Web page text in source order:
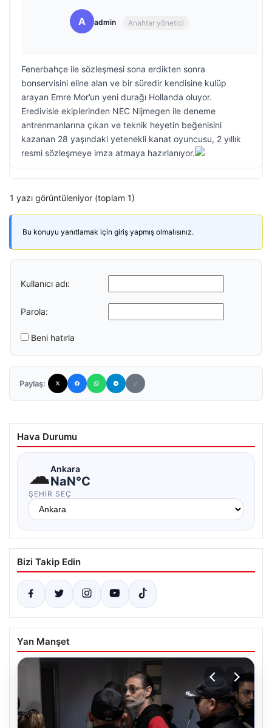
A admin Anahtar yönetici
Fenerbahçe ile sözleşmesi sona erdikten sonra
bonservisini eline alan ve bir süredir kendisine kulüp
arayan Emre Mor’un yeni durağı Hollanda oluyor.
Eredivisie ekiplerinden NEC Nijmegen ile deneme
antrenmanlarına çıkan ve teknik heyetin beğenisini
kazanan 28 yaşındaki yetenekli kanat oyuncusu, 2 yıllık
resmi sözleşmeye imza atmaya hazırlanıyor.
1 yazı görüntüleniyor (toplam 1)
Bu konuyu yanıtlamak için giriş yapmış olmalısınız.
Kullanıcı adı:
Parola:
Beni hatırla
Paylaş:
Hava Durumu
☁Ankara
NaN°C
ŞEHIR SEÇ
Bizi Takip Edin
Yan Manşet